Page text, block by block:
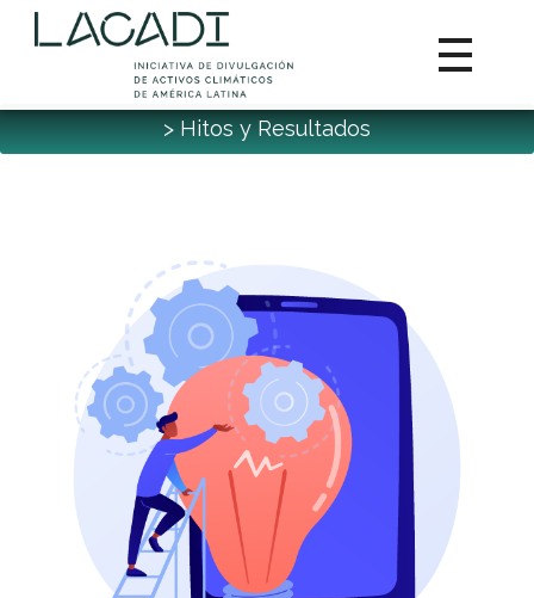
> Hitos y Resultados